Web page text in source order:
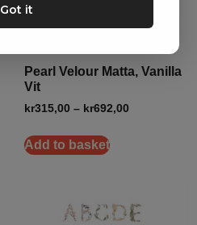
Pearl Velour Matta, Vanilla
Vit
kr315,00 – kr692,00
Add to basket
Got it